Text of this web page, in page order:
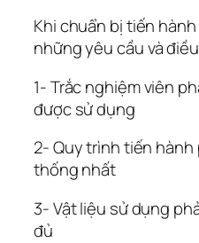
Khi chuẩn bị tiến
những yêu cầu và
1- Trắc nghiệm viên
được sử dụng
2- Quy trình tiến hành
thống nhất
3- Vật liệu sử dụng
đủ